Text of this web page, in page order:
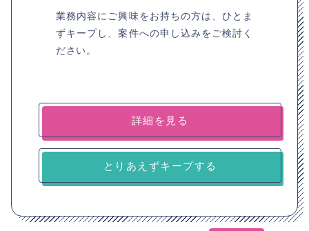
業務内容にご興味をお持ちの方は、ひとま
ずキープし、案件への申し込みをご検討く
ださい。
詳細を見る
とりあえずキープする